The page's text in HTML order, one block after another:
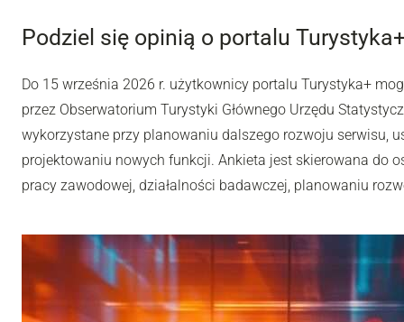
Podziel się opinią o portalu
Do 15 września 2026 r. użytkownicy portalu Turystyka+
przez Obserwatorium Turystyki Głównego Urzędu
wykorzystane przy planowaniu dalszego rozwoju serwisu,
projektowaniu nowych funkcji. Ankieta jest skierowana do
pracy zawodowej, działalności badawczej, planowaniu